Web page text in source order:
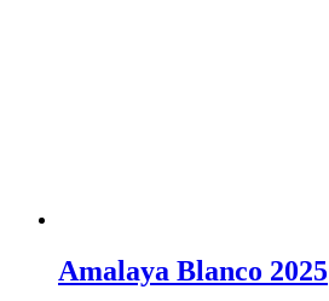
Amalaya Blanco 2025